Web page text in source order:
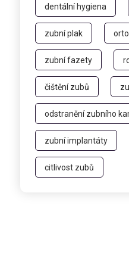
dentální hygiena
zubní plak
zubní fazety
čištění zubů
odstranění zubního
zubní implantáty
citlivost zubů